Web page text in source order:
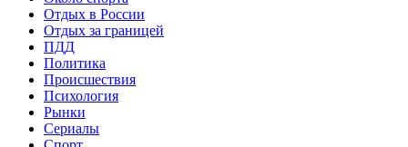
Отдых в России
Отдых за границей
ПДД
Политика
Происшествия
Психология
Рынки
Сериалы